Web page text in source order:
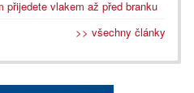
vlakem až před branku
>> všechny články